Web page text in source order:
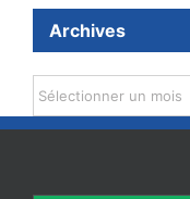
Archives
Archives